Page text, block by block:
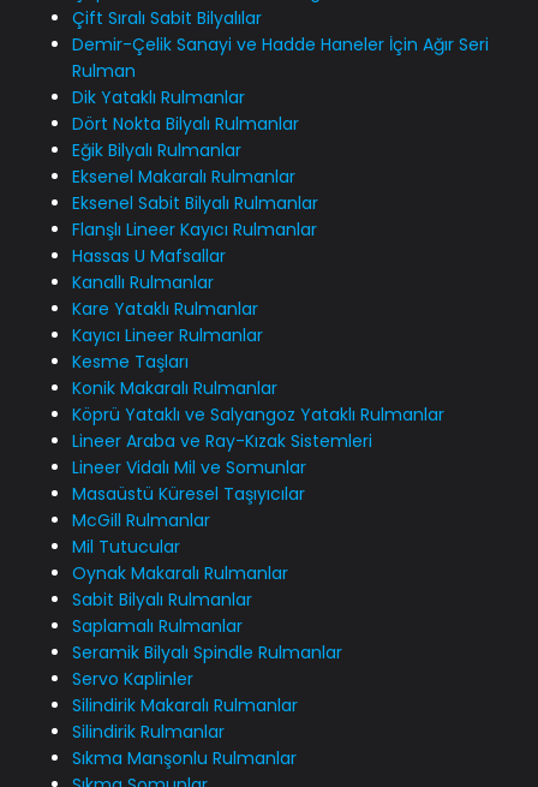
Çift Sıralı Sabit Bilyalılar
Demir-Çelik Sanayi ve Hadde Haneler İçin Ağır Seri
Rulman
Dik Yataklı Rulmanlar
Dört Nokta Bilyalı Rulmanlar
Eğik Bilyalı Rulmanlar
Eksenel Makaralı Rulmanlar
Eksenel Sabit Bilyalı Rulmanlar
Flanşlı Lineer Kayıcı Rulmanlar
Hassas U Mafsallar
Kanallı Rulmanlar
Kare Yataklı Rulmanlar
Kayıcı Lineer Rulmanlar
Kesme Taşları
Konik Makaralı Rulmanlar
Köprü Yataklı ve Salyangoz Yataklı Rulmanlar
Lineer Araba ve Ray-Kızak Sistemleri
Lineer Vidalı Mil ve Somunlar
Masaüstü Küresel Taşıyıcılar
McGill Rulmanlar
Mil Tutucular
Oynak Makaralı Rulmanlar
Sabit Bilyalı Rulmanlar
Saplamalı Rulmanlar
Seramik Bilyalı Spindle Rulmanlar
Servo Kaplinler
Silindirik Makaralı Rulmanlar
Silindirik Rulmanlar
Sıkma Manşonlu Rulmanlar